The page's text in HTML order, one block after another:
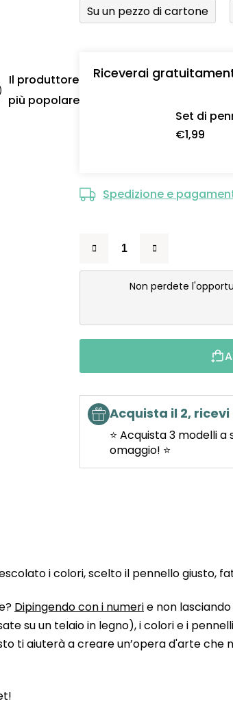
Su un pezzo di cartone
Riceverai
Set di
€1,99
Spedizione e
Non perdete
Acquista il 2, ricevi
⭐ Acquista 3 modelli
omaggio! ⭐
Il produttore
più popolare
i colori, scelto il pennello giusto,
Dipingendo con i numerie non
su un telaio in legno), i colori e i
ti aiuterà a creare un’opera d'arte che